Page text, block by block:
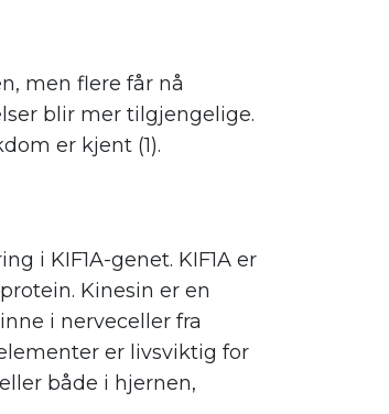
men flere får nå
blir mer tilgjengelige.
er kjent (1).
i KIF1A-genet. KIF1A er
Kinesin er en
i nerveceller fra
er livsviktig for
både i hjernen,